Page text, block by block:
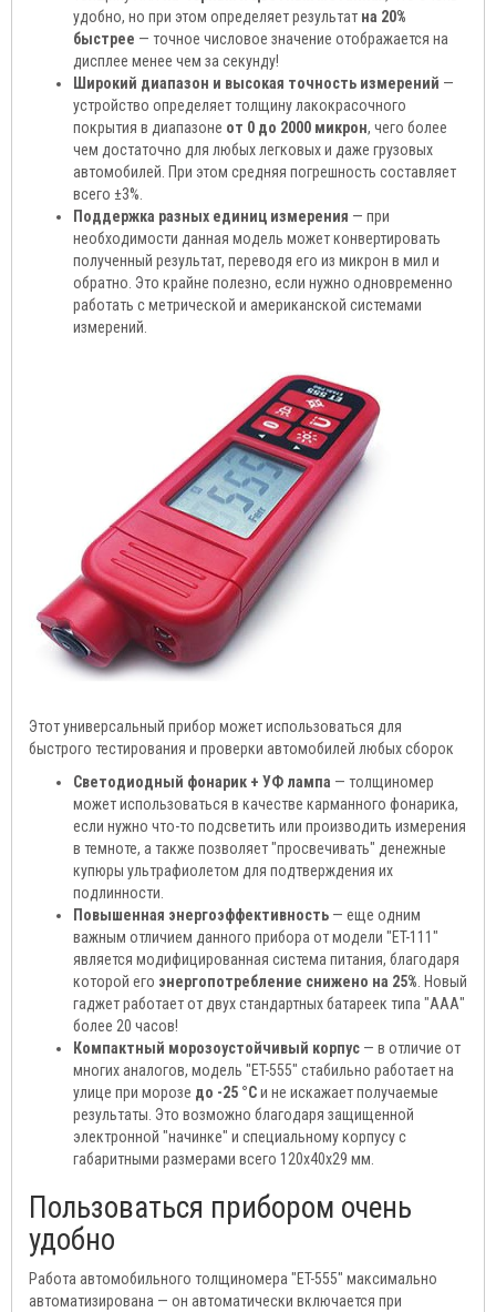
удобно, но при этом определяет результат на 20%
быстрее — точное числовое значение отображается на
дисплее менее чем за секунду!
Широкий диапазон и высокая точность измерений —
устройство определяет толщину лакокрасочного
покрытия в диапазоне от 0 до 2000 микрон, чего более
чем достаточно для любых легковых и даже грузовых
автомобилей. При этом средняя погрешность составляет
всего ±3%.
Поддержка разных единиц измерения — при
необходимости данная модель может конвертировать
полученный результат, переводя его из микрон в мил и
обратно. Это крайне полезно, если нужно одновременно
работать с метрической и американской системами
измерений.
Этот универсальный прибор может использоваться для
быстрого тестирования и проверки автомобилей любых сборок
Светодиодный фонарик + УФ лампа — толщиномер
может использоваться в качестве карманного фонарика,
если нужно что-то подсветить или производить измерения
в темноте, а также позволяет "просвечивать" денежные
купюры ультрафиолетом для подтверждения их
подлинности.
Повышенная энергоэффективность — еще одним
важным отличием данного прибора от модели "ET-111"
является модифицированная система питания, благодаря
которой его энергопотребление снижено на 25% . Новый
гаджет работает от двух стандартных батареек типа "ААА"
более 20 часов!
Компактный морозоустойчивый корпус — в отличие от
многих аналогов, модель "ET-555" стабильно работает на
улице при морозе до -25 °Cи не искажает получаемые
результаты. Это возможно благодаря защищенной
электронной "начинке" и специальному корпусу с
габаритными размерами всего 120х40х29 мм.
Пользоваться прибором очень
удобно
Работа автомобильного толщиномера "ET-555" максимально
автоматизирована — он автоматически включается при